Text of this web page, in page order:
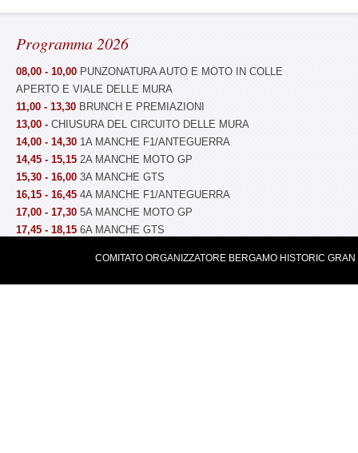
Programma 2026
08,00 - 10,00 PUNZONATURA AUTO E MOTO IN COLLE
APERTO E VIALE DELLE MURA
11,00 - 13,30 BRUNCH E PREMIAZIONI
13,00 - CHIUSURA DEL CIRCUITO DELLE MURA
14,00 - 14,30 1A MANCHE F1/ANTEGUERRA
14,45 - 15,15 2A MANCHE MOTO GP
15,30 - 16,00 3A MANCHE GTS
16,15 - 16,45 4A MANCHE F1/ANTEGUERRA
17,00 - 17,30 5A MANCHE MOTO GP
17,45 - 18,15 6A MANCHE GTS
COMITATO ORGANIZZATORE BERGAMO HISTORIC